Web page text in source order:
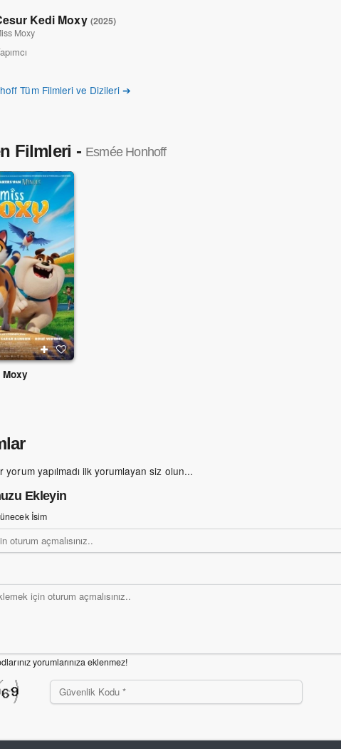
Kedi Moxy (2025)
Moxy
Tüm Filmleri ve Dizileri ➔
Filmleri - Esmée Honhoff
Moxy
yorum yapılmadı ilk yorumlayan siz olun...
Ekleyin
İsim
yorumlarınıza eklenmez!